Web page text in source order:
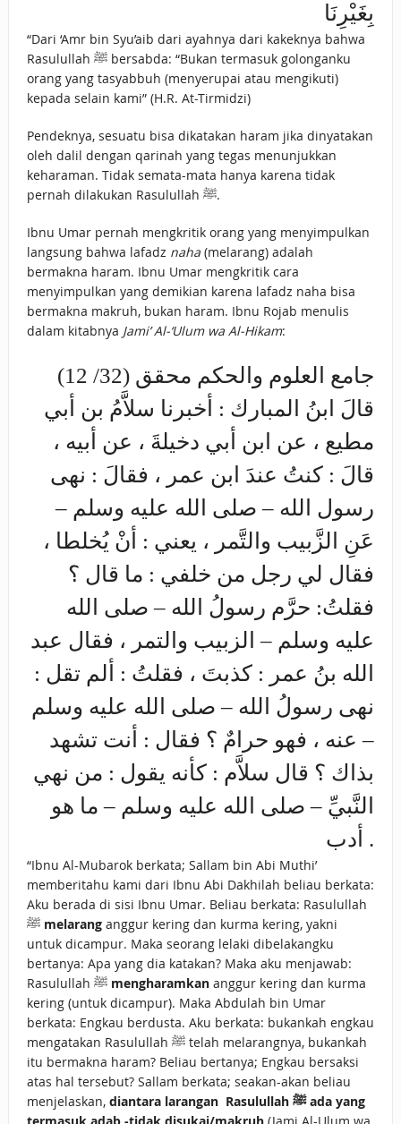
بِغَيْرِنَا
“Dari ‘Amr bin Syu’aib dari ayahnya dari kakeknya bahwa
Rasulullah ﷺ bersabda: “Bukan termasuk golonganku
orang yang tasyabbuh (menyerupai atau mengikuti)
kepada selain kami” (H.R. At-Tirmidzi)
Pendeknya, sesuatu bisa dikatakan haram jika dinyatakan
oleh dalil dengan qarinah yang tegas menunjukkan
keharaman. Tidak semata-mata hanya karena tidak
pernah dilakukan Rasulullah ﷺ.
Ibnu Umar pernah mengkritik orang yang menyimpulkan
langsung bahwa lafadz naha(melarang) adalah
bermakna haram. Ibnu Umar mengkritik cara
menyimpulkan yang demikian karena lafadz naha bisa
bermakna makruh, bukan haram. Ibnu Rojab menulis
dalam kitabnya Jami’ Al-‘Ulum wa Al-Hikam:
جامع العلوم والحكم محقق (32/ 12)
قالَ ابنُ المبارك : أخبرنا سلاَّمُ بن أبي
مطيع ، عن ابن أبي دخيلةَ ، عن أبيه ،
قالَ : كنتُ عندَ ابن عمر ، فقالَ : نهى
رسول الله – صلى الله عليه وسلم –
عَنِ الزَّبيب والتَّمر ، يعني : أنْ يُخلطا ،
فقال لي رجل من خلفي : ما قال ؟
فقلتُ: حرَّم رسولُ الله – صلى الله
عليه وسلم – الزبيب والتمر ، فقال عبد
الله بنُ عمر : كذبتَ ، فقلتُ : ألم تقل :
نهى رسولُ الله – صلى الله عليه وسلم
– عنه ، فهو حرامٌ ؟ فقال : أنت تشهد
بذاك ؟ قال سلاَّم : كأنه يقول : من نهي
النَّبيِّ – صلى الله عليه وسلم – ما هو
أدب .
“Ibnu Al-Mubarok berkata; Sallam bin Abi Muthi’
memberitahu kami dari Ibnu Abi Dakhilah beliau berkata:
Aku berada di sisi Ibnu Umar. Beliau berkata: Rasulullah
ﷺ melaranganggur kering dan kurma kering, yakni
untuk dicampur. Maka seorang lelaki dibelakangku
bertanya: Apa yang dia katakan? Maka aku menjawab:
Rasulullah ﷺ mengharamkananggur kering dan kurma
kering (untuk dicampur). Maka Abdulah bin Umar
berkata: Engkau berdusta. Aku berkata: bukankah engkau
mengatakan Rasulullah ﷺ telah melarangnya, bukankah
itu bermakna haram? Beliau bertanya; Engkau bersaksi
atas hal tersebut? Sallam berkata; seakan-akan beliau
menjelaskan, diantara larangan Rasulullah ﷺ ada yang